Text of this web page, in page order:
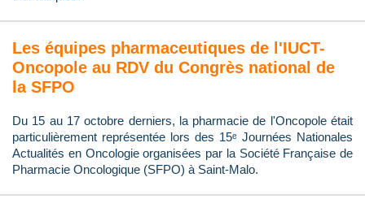
Les équipes pharmaceutiques de l'IUCT-
Oncopole au RDV du Congrès national de
la SFPO
Du 15 au 17 octobre derniers, la pharmacie de l'Oncopole était
particulièrement représentée lors des 15ᵉ Journées Nationales
Actualités en Oncologie organisées par la Société Française de
Pharmacie Oncologique (SFPO) à Saint-Malo.